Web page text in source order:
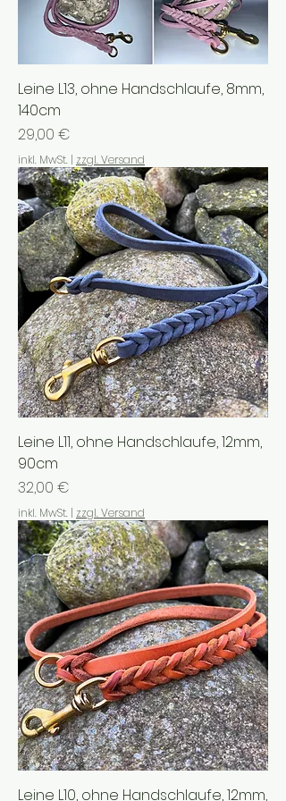
Leine L13, ohne Handschlaufe, 8mm,
140cm
Preis
29,00 €
inkl. MwSt. zzgl. Versand
Leine L11, ohne Handschlaufe, 12mm,
90cm
Preis
32,00 €
inkl. MwSt. zzgl. Versand
Leine L10, ohne Handschlaufe, 12mm,